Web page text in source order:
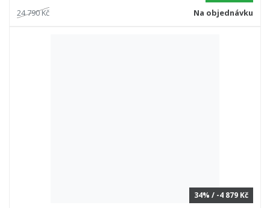
24 790 Kč Na objednávku
34% / -4 879 Kč